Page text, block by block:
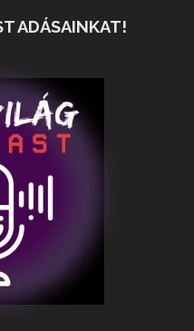
ADÁSAINKAT!